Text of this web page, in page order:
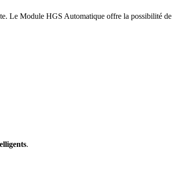
Le Module HGS Automatique offre la possibilité de
.